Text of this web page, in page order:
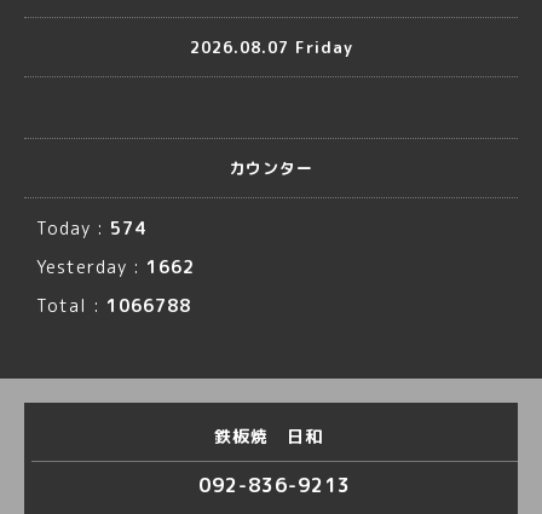
2026.08.07 Friday
カウンター
Today : 574
Yesterday : 1662
Total : 1066788
鉄板焼 日和
092-836-9213